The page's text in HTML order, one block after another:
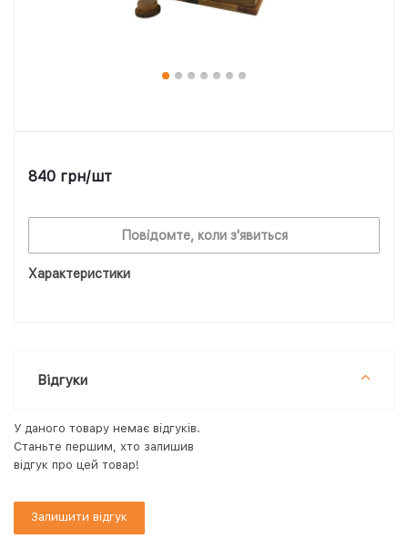
Характеристики
840 грн/шт
Повідомте, коли з'явиться
Відгуки
У даного товару немає відгуків.
Станьте першим, хто залишив
відгук про цей товар!
Залишити відгук